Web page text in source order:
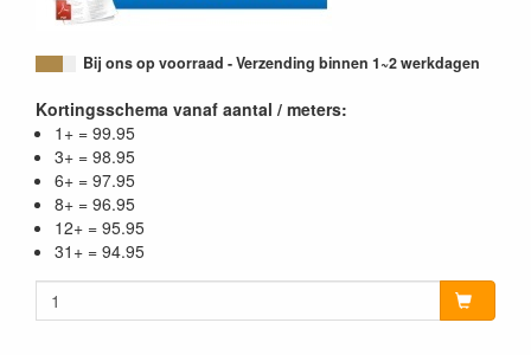
Bij ons op voorraad - Verzending binnen 1~2 werkdagen
Kortingsschema vanaf aantal / meters:
1+ = 99.95
3+ = 98.95
6+ = 97.95
8+ = 96.95
12+ = 95.95
31+ = 94.95